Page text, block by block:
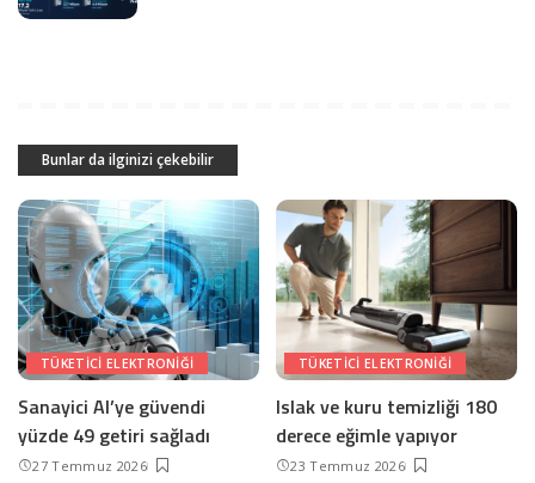
Bunlar da ilginizi çekebilir
TÜKETICI ELEKTRONIĞI
Sanayici AI’ye güvendi
yüzde 49 getiri sağladı
27 Temmuz 2026
TÜKETICI ELEKTRONIĞI
Islak ve kuru temizliği 180
derece eğimle yapıyor
23 Temmuz 2026